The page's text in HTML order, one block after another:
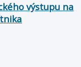
výstupu na